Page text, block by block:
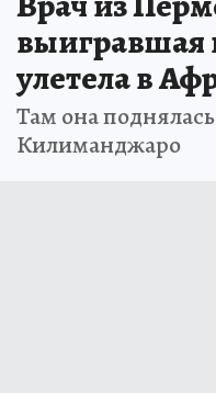
выигравшая
улетела в
Там она
Килиманджаро